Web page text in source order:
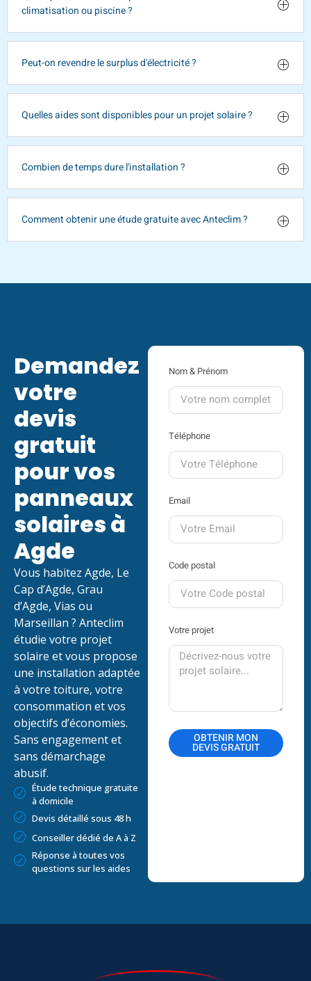
climatisation ou piscine ?
Peut-on revendre le surplus d'électricité ?
Quelles aides sont disponibles pour un projet solaire ?
Combien de temps dure l'installation ?
Comment obtenir une étude gratuite avec Anteclim ?
Demandez
votre
devis
gratuit
pour vos
panneaux
solaires à
Agde
Vous habitez Agde, Le
Cap d’Agde, Grau
d’Agde, Vias ou
Marseillan ? Anteclim
étudie votre projet
solaire et vous propose
une installation adaptée
à votre toiture, votre
consommation et vos
objectifs d’économies.
Sans engagement et
sans démarchage
abusif.
Étude technique gratuite
à domicile
Devis détaillé sous 48 h
Conseiller dédié de A à Z
Réponse à toutes vos
questions sur les aides
Nom & Prénom
Téléphone
Email
Code postal
Votre projet
OBTENIR MON
DEVIS GRATUIT